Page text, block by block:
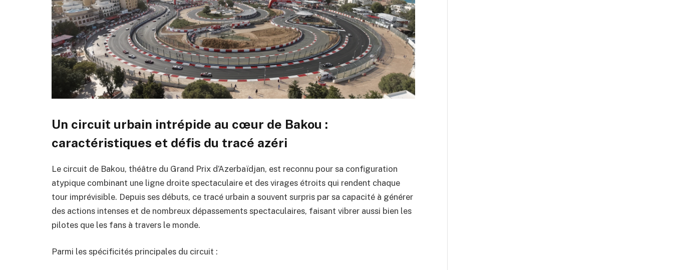
Un circuit urbain intrépide au cœur de Bakou :
caractéristiques et défis du tracé azéri
Le circuit de Bakou, théâtre du Grand Prix d’Azerbaïdjan, est reconnu pour sa configuration
atypique combinant une ligne droite spectaculaire et des virages étroits qui rendent chaque
tour imprévisible. Depuis ses débuts, ce tracé urbain a souvent surpris par sa capacité à générer
des actions intenses et de nombreux dépassements spectaculaires, faisant vibrer aussi bien les
pilotes que les fans à travers le monde.
Parmi les spécificités principales du circuit :